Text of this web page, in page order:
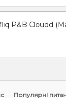
P&B Cloudd
Популярні